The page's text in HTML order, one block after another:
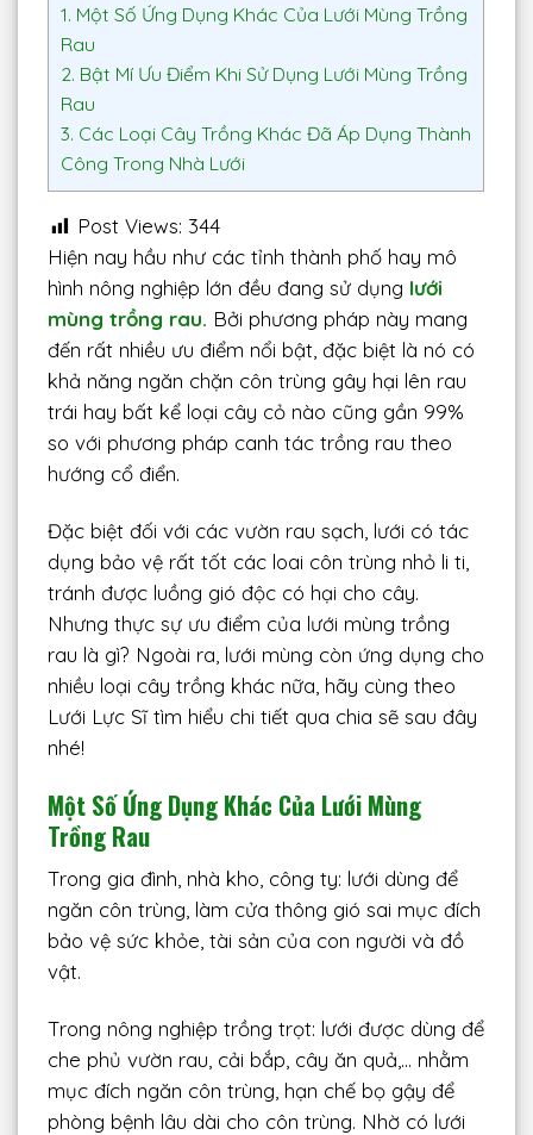
1. Một Số Ứng Dụng Khác Của Lưới Mùng Trồng
Rau
2. Bật Mí Ưu Điểm Khi Sử Dụng Lưới Mùng Trồng
Rau
3. Các Loại Cây Trồng Khác Đã Áp Dụng Thành
Công Trong Nhà Lưới
Post Views: 344
Hiện nay hầu như các tỉnh thành phố hay mô
hình nông nghiệp lớn đều đang sử dụng lưới
mùng trồng rau. Bởi phương pháp này mang
đến rất nhiều ưu điểm nổi bật, đặc biệt là nó có
khả năng ngăn chặn côn trùng gây hại lên rau
trái hay bất kể loại cây cỏ nào cũng gần 99%
so với phương pháp canh tác trồng rau theo
hướng cổ điển.
Đặc biệt đối với các vườn rau sạch, lưới có tác
dụng bảo vệ rất tốt các loai côn trùng nhỏ li ti,
tránh được luồng gió độc có hại cho cây.
Nhưng thực sự ưu điểm của lưới mùng trồng
rau là gì? Ngoài ra, lưới mùng còn ứng dụng cho
nhiều loại cây trồng khác nữa, hãy cùng theo
Lưới Lực Sĩ tìm hiểu chi tiết qua chia sẽ sau đây
nhé!
Một Số Ứng Dụng Khác Của Lưới Mùng
Trồng Rau
Trong gia đình, nhà kho, công ty: lưới dùng để
ngăn côn trùng, làm cửa thông gió sai mục đích
bảo vệ sức khỏe, tài sản của con người và đồ
vật.
Trong nông nghiệp trồng trọt: lưới được dùng để
che phủ vườn rau, cải bắp, cây ăn quả,… nhằm
mục đích ngăn côn trùng, hạn chế bọ gậy để
phòng bệnh lâu dài cho côn trùng. Nhờ có lưới